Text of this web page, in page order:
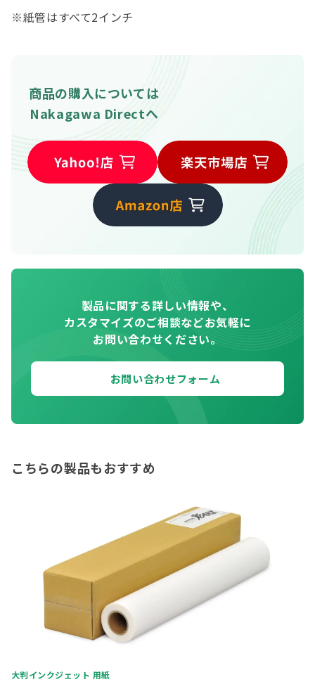
※紙管はすべて2インチ
商品の購入については
Nakagawa Directへ
製品に関する詳しい情報や、
カスタマイズのご相談などお気軽に
お問い合わせください。
お問い合わせフォーム
こちらの製品もおすすめ
大判インクジェット 用紙